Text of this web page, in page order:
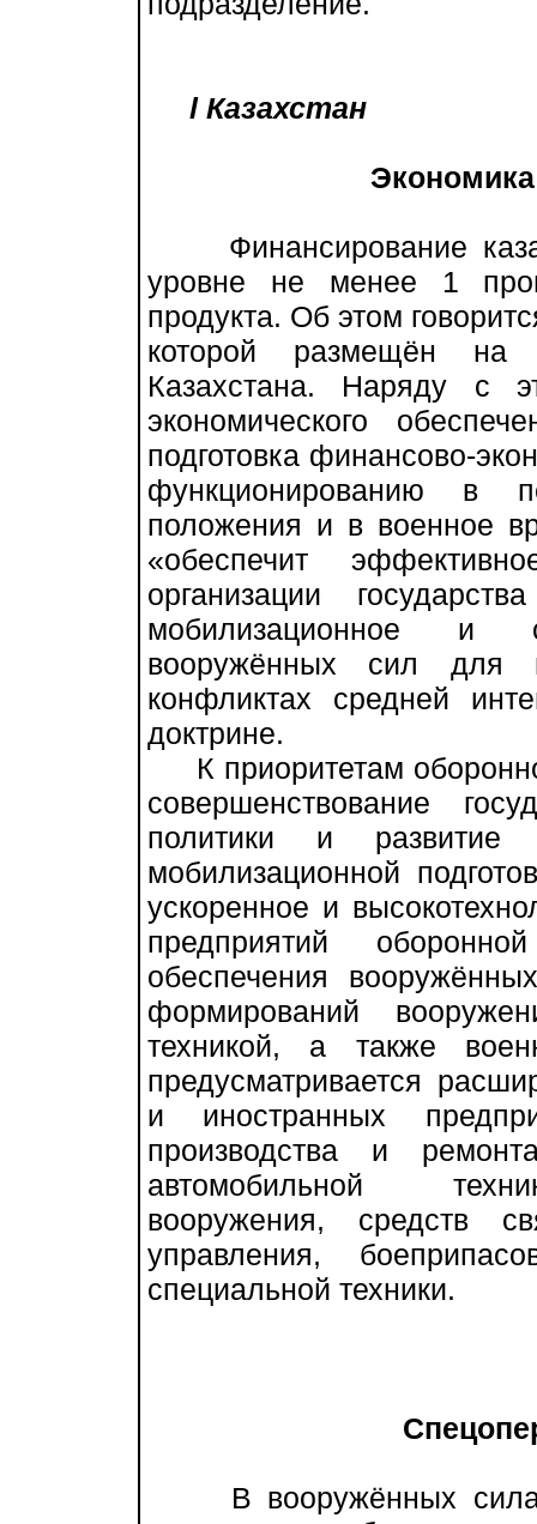
l Казахстан
Финансирование
уровне не менее 1
продукта. Об этом
которой размещён на
Казахстана. Наряду с
экономического
подготовка финансово-
функционированию в
положения и в военное
«обеспечит
организации
мобилизационное и
вооружённых сил для
конфликтах средней
доктрине.
К приоритетам
совершенствование
политики и развитие
мобилизационной
ускоренное и
предприятий
обеспечения
формирований
техникой, а также
предусматривается
и иностранных
производства и
автомобильной
вооружения, средств
управления,
специальной техники.
В вооружённых силах